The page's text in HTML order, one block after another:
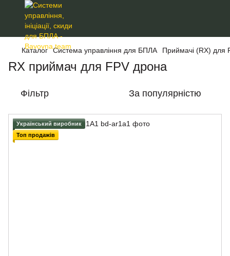
Каталог Система управління для БПЛА Приймачі (RX) для
RX приймач для FPV дрона
Фільтр За популярністю
Український виробник
Топ продажів